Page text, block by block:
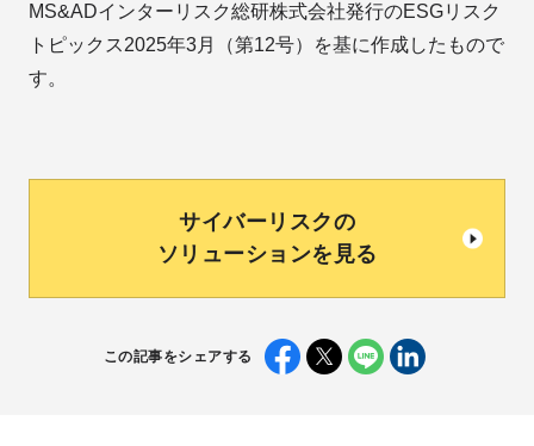
MS&ADインターリスク総研株式会社発行のESGリスク
トピックス2025年3月（第12号）を基に作成したもので
す。
サイバーリスクの
ソリューションを見る
この記事をシェアする